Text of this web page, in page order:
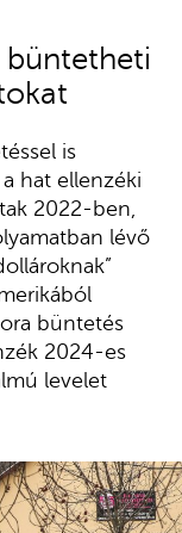
büntetheti
is
hat ellenzéki
2022-ben,
lévő
büntetés
2024-es
levelet